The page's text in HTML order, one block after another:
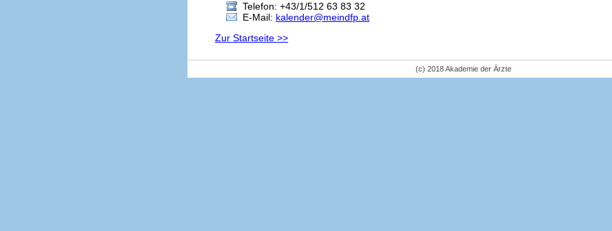
Telefon: +43/1/512 63 83 32
E-Mail: kalender@meindfp.at
Zur Startseite >>
(c) 2018 Akademie der Ärzte